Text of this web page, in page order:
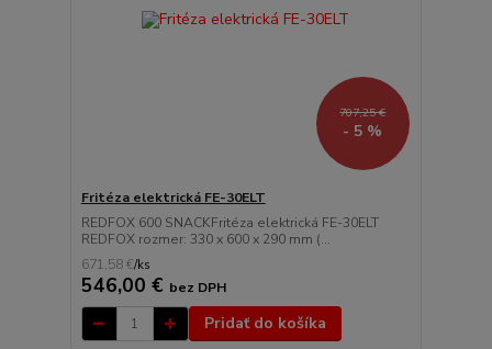
707,25 €
- 5 %
Fritéza elektrická FE-30ELT
REDFOX 600 SNACKFritéza elektrická FE-30ELT
REDFOX rozmer: 330 x 600 x 290 mm (...
671,58 €/ks
546,00 € bez DPH
Pridať do košíka